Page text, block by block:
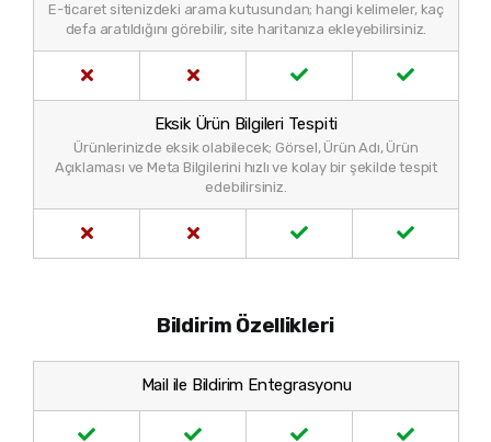
E-ticaret sitenizdeki arama kutusundan; hangi kelimeler, kaç
defa aratıldığını görebilir, site haritanıza ekleyebilirsiniz.
Eksik Ürün Bilgileri Tespiti
Ürünlerinizde eksik olabilecek; Görsel, Ürün Adı, Ürün
Açıklaması ve Meta Bilgilerini hızlı ve kolay bir şekilde tespit
edebilirsiniz.
Bildirim Özellikleri
Mail ile Bildirim Entegrasyonu